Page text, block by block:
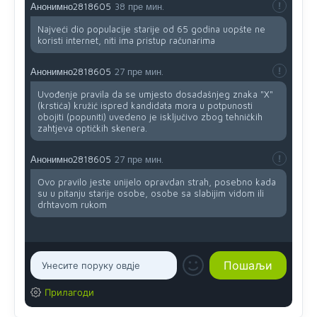
Анонимно2818605 38 пре мин.
Najveći dio populacije starije od 65 godina uopšte ne
koristi internet, niti ima pristup računarima
Анонимно2818605 27 пре мин.
Uvođenje pravila da se umjesto dosadašnjeg znaka "X"
(krstića) kružić ispred kandidata mora u potpunosti
obojiti (popuniti) uvedeno je isključivo zbog tehničkih
zahtjeva optičkih skenera.
Анонимно2818605 27 пре мин.
Ovo pravilo jeste unijelo opravdan strah, posebno kada
su u pitanju starije osobe, osobe sa slabijim vidom ili
drhtavom rukom
Прилагоди